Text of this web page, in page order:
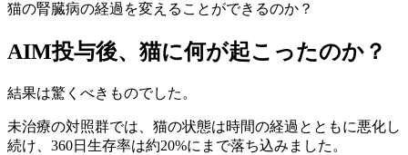
猫の腎臓病の経過を変えることができるのか？
AIM投与後、猫に何が起こったのか？
結果は驚くべきものでした。
未治療の対照群では、猫の状態は時間の経過とともに悪化し
続け、360日生存率は約20%にまで落ち込みました。